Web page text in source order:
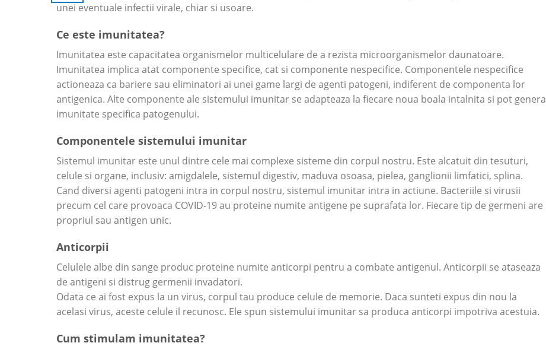
unei eventuale infectii virale, chiar si usoare.
Ce este imunitatea?
Imunitatea este capacitatea organismelor multicelulare de a rezista microorganismelor daunatoare.
Imunitatea implica atat componente specifice, cat si componente nespecifice. Componentele nespecifice
actioneaza ca bariere sau eliminatori ai unei game largi de agenti patogeni, indiferent de componenta lor
antigenica. Alte componente ale sistemului imunitar se adapteaza la fiecare noua boala intalnita si pot genera
imunitate specifica patogenului.
Componentele sistemului imunitar
Sistemul imunitar este unul dintre cele mai complexe sisteme din corpul nostru. Este alcatuit din tesuturi,
celule si organe, inclusiv: amigdalele, sistemul digestiv, maduva osoasa, pielea, ganglionii limfatici, splina.
Cand diversi agenti patogeni intra in corpul nostru, sistemul imunitar intra in actiune. Bacteriile si virusii
precum cel care provoaca COVID-19 au proteine numite antigene pe suprafata lor. Fiecare tip de germeni are
propriul sau antigen unic.
Anticorpii
Celulele albe din sange produc proteine numite anticorpi pentru a combate antigenul. Anticorpii se ataseaza
de antigeni si distrug germenii invadatori.
Odata ce ai fost expus la un virus, corpul tau produce celule de memorie. Daca sunteti expus din nou la
acelasi virus, aceste celule il recunosc. Ele spun sistemului imunitar sa produca anticorpi impotriva acestuia.
Cum stimulam imunitatea?